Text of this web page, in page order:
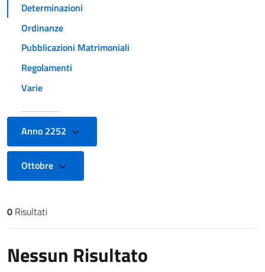
Determinazioni
Ordinanze
Pubblicazioni Matrimoniali
Regolamenti
Varie
Anno 2252
Ottobre
Risultati di ricerca
0 Risultati
Nessun Risultato